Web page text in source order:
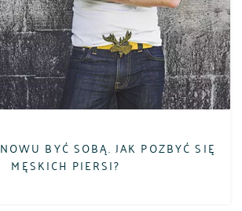
BYĆ SOBĄ. JAK POZBYĆ SIĘ
MĘSKICH PIERSI?